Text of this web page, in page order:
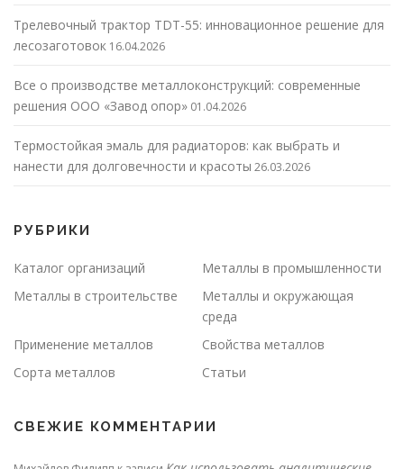
Трелевочный трактор TDT-55: инновационное решение для
лесозаготовок 16.04.2026
Все о производстве металлоконструкций: современные
решения ООО «Завод опор» 01.04.2026
Термостойкая эмаль для радиаторов: как выбрать и
нанести для долговечности и красоты 26.03.2026
РУБРИКИ
Каталог организаций
Металлы в промышленности
Металлы в строительстве
Металлы и окружающая
среда
Применение металлов
Свойства металлов
Сорта металлов
Статьи
СВЕЖИЕ КОММЕНТАРИИ